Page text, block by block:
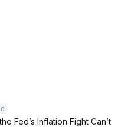
Fed’s Inflation Fight Can’t